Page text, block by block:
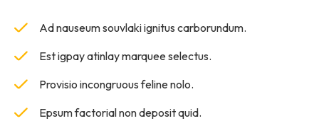
Ad nauseum souvlaki ignitus carborundum.
Est igpay atinlay marquee selectus.
Provisio incongruous feline nolo.
Epsum factorial non deposit quid.